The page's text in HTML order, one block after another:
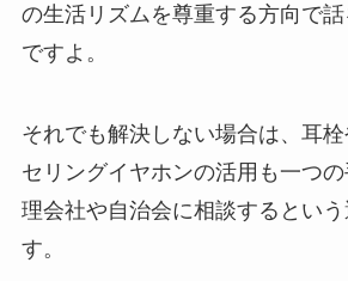
の生活リズムを尊重する方向で
ですよ。
それでも解決しない場合は、耳
セリングイヤホンの活用も一つ
理会社や自治会に相談するとい
す。